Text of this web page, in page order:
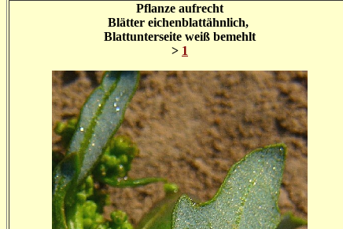
Pflanze aufrecht
Blätter eichenblattähnlich,
Blattunterseite weiß bemehlt
> 1